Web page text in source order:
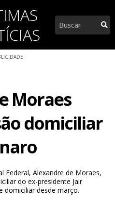
Pesquisar
Moraes
domiciliar
Federal, Alexandre de Moraes,
do ex-presidente Jair
domiciliar desde março.